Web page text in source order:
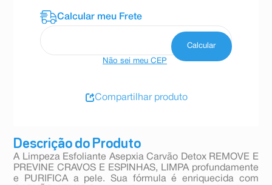
Descrição do Produto
A Limpeza Esfoliante Asepxia Carvão Detox REMOVE E
PREVINE CRAVOS E ESPINHAS, LIMPA profundamente
e PURIFICA a pele. Sua fórmula é enriquecida com
Não sei meu CEP
Compartilhar produto